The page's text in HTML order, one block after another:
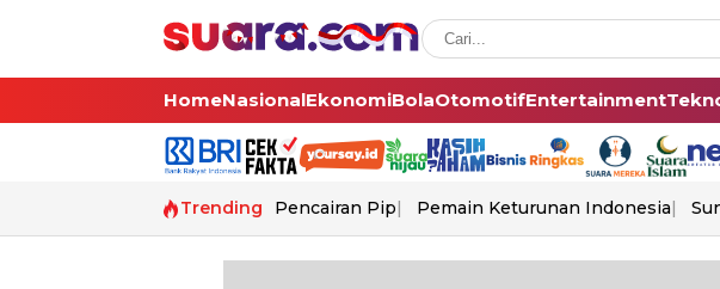
HomeNasionalEkonomiBolaOtomotifEntertainment
Trending Pencairan Pip Pemain Keturunan Indonesia